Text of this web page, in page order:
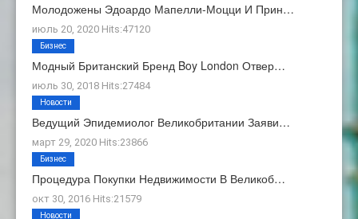
Молодожены Эдоардо Мапелли-Моцци И Прин…
июль 20, 2020 Hits:47120
Модный Британский Бренд Boy London Отвер…
июль 30, 2018 Hits:27484
Бизнес
Ведущий Эпидемиолог Великобритании Заяви…
март 29, 2020 Hits:23866
Новости
Процедура Покупки Недвижимости В Великоб…
окт 30, 2016 Hits:21579
Бизнес
Новости